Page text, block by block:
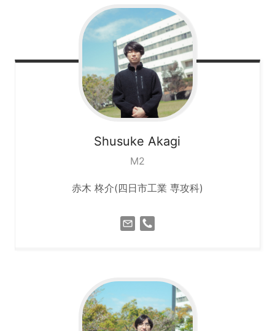
Shusuke Akagi
M2
赤木 柊介(四日市工業 専攻科)